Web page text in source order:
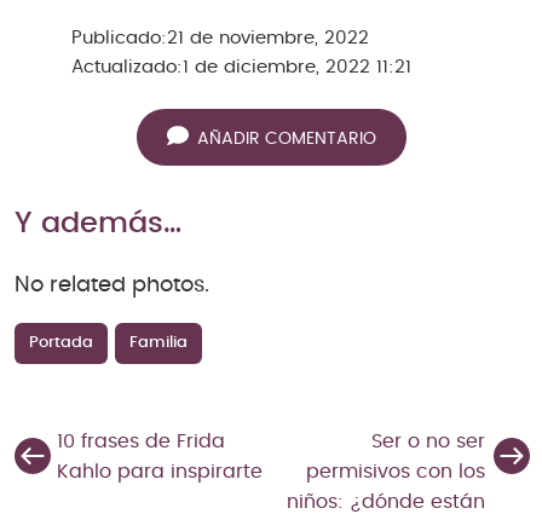
Publicado:21 de noviembre, 2022
Actualizado:1 de diciembre, 2022 11:21
AÑADIR COMENTARIO
Y además…
No related photos.
Portada Familia
10 frases de Frida
Kahlo para inspirarte
Ser o no ser
permisivos con los
niños: ¿dónde están